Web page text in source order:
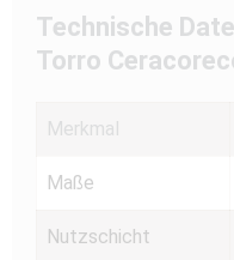
Technische
Torro
Merkmal
Maße
Nutzschicht